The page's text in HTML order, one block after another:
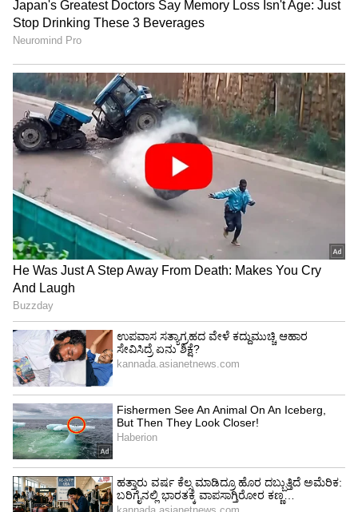
ಪ್ರಮುಖ ಶೃಂಗಸಭೆಯ ವಿವರಗಳನ್ನು ತಮ್ಮ ಸೋಶಿಯಲ್‌
ಮೀಡಿಯಾ ಖಾತೆಯಲ್ಲಿ ಹಂಚಿಕೊಂಡಿದ್ದಾರೆ. "ದುಬೈಗೆ
ಭಾಗವಹಿಸಲಿದ್ದೇನೆ. ಈ ವೇದಿಕೆಯು ಹವಾಮಾನ
ಬದಲಾವಣೆಯ ವಿರುದ್ಧ ಗೆಲುವು ಸಾಧಿಸಲು ಮತ್ತು ಮತ್ತಷ್ಟು
ಸುಸ್ಥಿರ ಅಭಿವೃದ್ಧಿಯ ಪ್ರಯತ್ನಗಳನ್ನು ಬಲಪಡಿಸುವ ಪ್ರಮುಖ
ಚರ್ಚೆಗಳಿಗೆ ಸಾಕ್ಷಿಯಾಗಲಿದೆ. ನಾನು ಶೃಂಗಸಭೆಯಲ್ಲಿ ವಿವಿಧ
ವಿಶ್ವ ನಾಯಕರೊಂದಿಗೆ ಸಂವಾದ ನಡೆಸಲಿದ್ದೇನೆ' ಎಂದು
ಬರೆದುಕೊಂಡಿದ್ದಾರೆ.